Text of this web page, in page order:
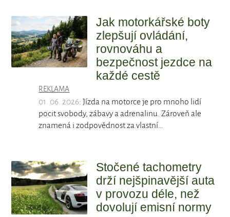
Jak motorkářské boty
zlepšují ovládání,
rovnováhu a
bezpečnost jezdce na
každé cestě
REKLAMA
01. 06. 2026: Jízda na motorce je pro mnoho lidí
pocit svobody, zábavy a adrenalinu. Zároveň ale
znamená i zodpovědnost za vlastní…
Stočené tachometry
drží nejšpinavější auta
v provozu déle, než
dovolují emisní normy